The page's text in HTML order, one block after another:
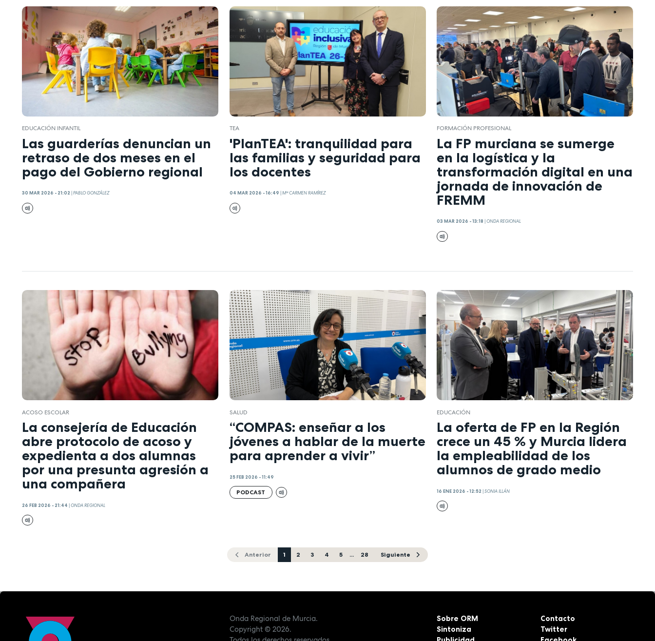
EDUCACIÓN INFANTIL
Las guarderías denuncian un
retraso de dos meses en el
pago del Gobierno regional
30 MAR 2026 - 21:02 PABLO GONZÁLEZ
TEA
'PlanTEA': tranquilidad para
las familias y seguridad para
los docentes
04 MAR 2026 - 16:49 Mª CARMEN RAMÍREZ
FORMACIÓN PROFESIONAL
La FP murciana se sumerge
en la logística y la
transformación digital en una
jornada de innovación de
FREMM
03 MAR 2026 - 13:18 ONDA REGIONAL
ACOSO ESCOLAR
La consejería de Educación
abre protocolo de acoso y
expedienta a dos alumnas
por una presunta agresión a
una compañera
26 FEB 2026 - 21:44 |ONDA REGIONAL
SALUD
“COMPAS: enseñar a los
jóvenes a hablar de la muerte
para aprender a vivir”
25 FEB 2026 - 11:49
PODCAST
EDUCACIÓN
La oferta de FP en la Región
crece un 45 % y Murcia lidera
la empleabilidad de los
alumnos de grado medio
16 ENE 2026 - 12:52 |SONIA ILLÁN
Anterior 1 2 3 4 5 ... 28 Siguiente
Onda Regional de Murcia.
Copyright© 2026.
Sobre ORM
Sintoniza
Contacto
Twitter